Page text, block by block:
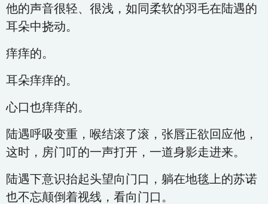
他的声音很轻、很浅，如同柔软的羽毛在陆遇的
耳朵中挠动。
痒痒的。
耳朵痒痒的。
心口也痒痒的。
陆遇呼吸变重，喉结滚了滚，张唇正欲回应他，
这时，房门叮的一声打开，一道身影走进来。
陆遇下意识抬起头望向门口，躺在地毯上的苏诺
也不忘颠倒着视线，看向门口。